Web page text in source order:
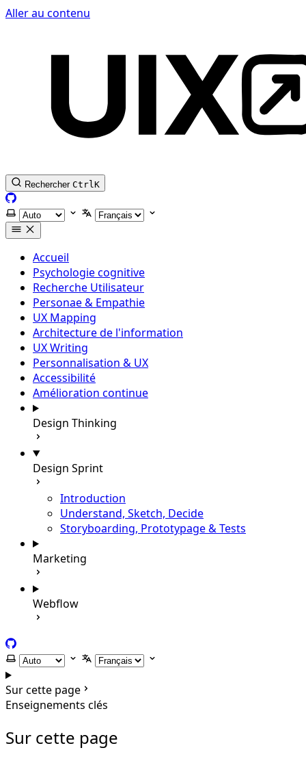
Aller au contenu
Rechercher CtrlK
GitHub
Selectionner le thèmeSelectionner la langue
Accueil
Psychologie cognitive
Recherche Utilisateur
Personae & Empathie
UX Mapping
Architecture de l'information
UX Writing
Personnalisation & UX
Accessibilité
Amélioration continue
Design Thinking
Design Sprint
Introduction
Understand, Sketch, Decide
Storyboarding, Prototypage & Tests
Marketing
Webflow
GitHub
Selectionner le thèmeSelectionner la langue
Sur cette page
Enseignements clés
Sur cette page